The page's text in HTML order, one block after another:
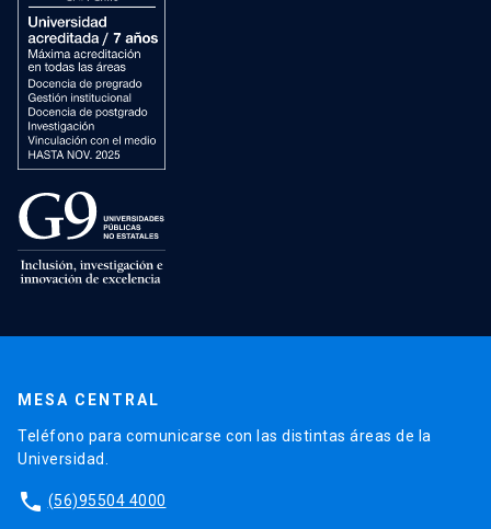
MESA CENTRAL
Teléfono para comunicarse con las distintas áreas de la
Universidad.
phone (56)95504 4000